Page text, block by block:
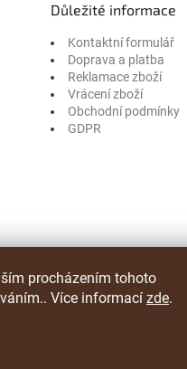
procházením tohoto
Více informací zde.
Důležité informace
Kontaktní formulář
Doprava a platba
Reklamace zboží
Vrácení zboží
Obchodní podmínky
GDPR